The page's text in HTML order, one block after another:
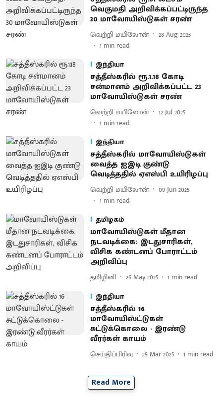
வெகுமதி அறிவிக்கப்பட்டிருந்த
30 மாவோயிஸ்டுகள் சரண்
வெற்றி மயிலோன்
28 Aug 2025
1 min read
இந்தியா
சத்தீஸ்கரில் ரூ.1.18 கோடி
சன்மானம் அறிவிக்கப்பட்ட 23
மாவோயிஸ்டுகள் சரண்
வெற்றி மயிலோன்
12 Jul 2025
1 min read
இந்தியா
சத்தீஸ்கரில் மாவோயிஸ்டுகள்
வைத்த ஐஇடி குண்டு
வெடித்ததில் ஏஎஸ்பி உயிரிழப்பு
வெற்றி மயிலோன்
09 Jun 2025
1 min read
தமிழகம்
மாவோயிஸ்டுகள் மீதான
நடவடிக்கை: இடதுசாரிகள்,
விசிக கண்டனப் போராட்டம்
அறிவிப்பு
தமிழினி 26 May 2025 1 min read
இந்தியா
சத்தீஸ்கரில் 16
மாவோயிஸ்ட்டுகள்
சுட்டுக்கொலை - இரண்டு
வீரர்கள் காயம்
செய்திப்பிரிவு 29 Mar 2025 1 min read
Read More